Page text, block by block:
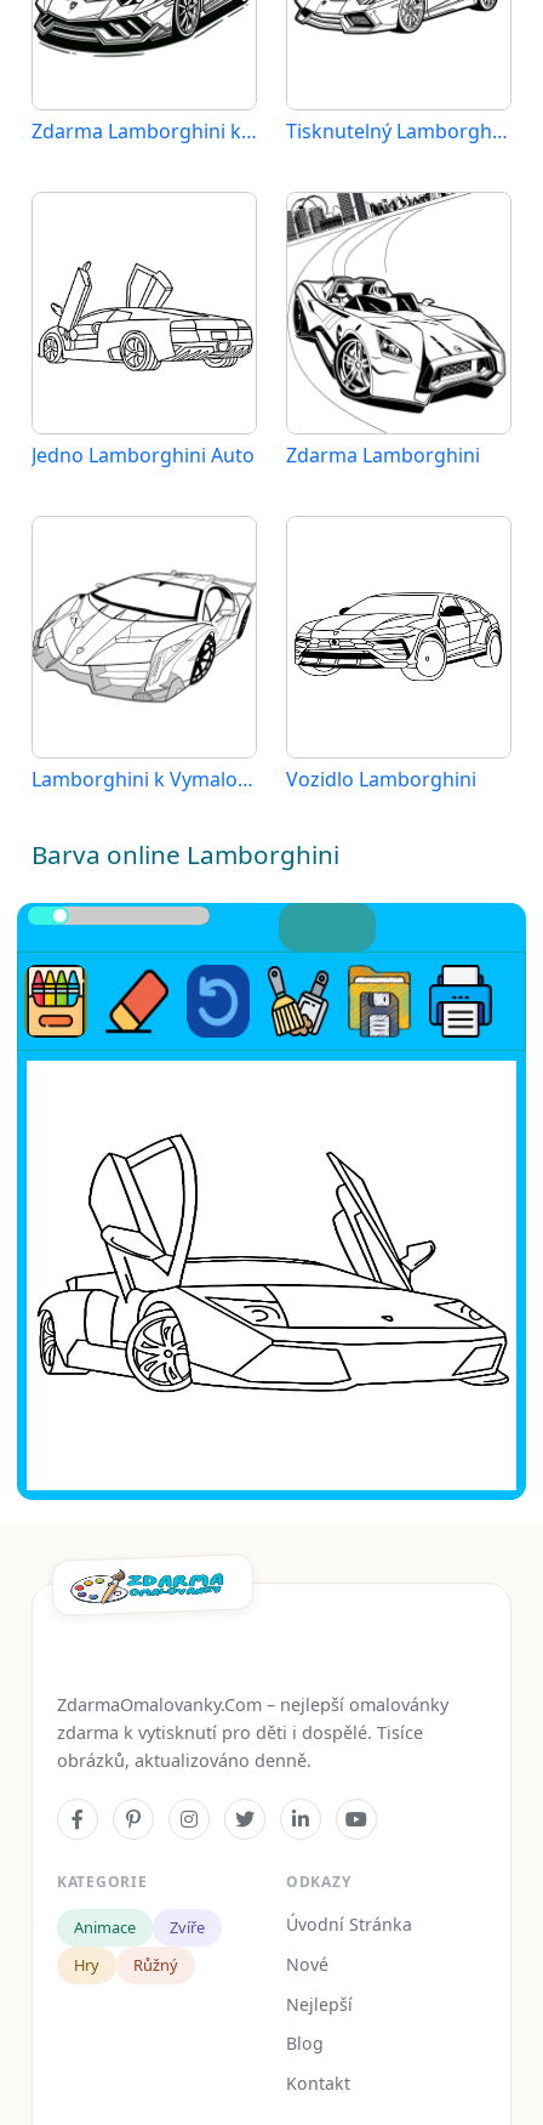
Zdarma Lamborghini k Tisku pro Děti Tisknutelný Lamborghini
Jedno Lamborghini Auto Zdarma Lamborghini
Lamborghini k Vymalování Vozidlo Lamborghini
Barva online Lamborghini
ZdarmaOmalovanky.Com – nejlepší omalovánky
zdarma k vytisknutí pro děti i dospělé. Tisíce
obrázků, aktualizováno denně.
KATEGORIE
Animace
Zvíře
Hry
Růžný
ODKAZY
Úvodní Stránka
Nové
Nejlepší
Blog
Kontakt